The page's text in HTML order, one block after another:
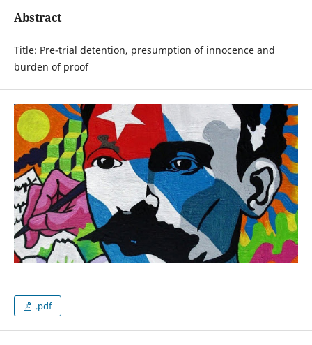
Abstract
Title: Pre-trial detention, presumption of innocence and
burden of proof
.pdf